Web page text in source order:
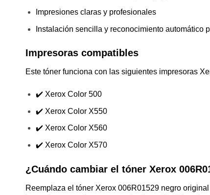
Impresiones claras y profesionales
Instalación sencilla y reconocimiento automático
Impresoras compatibles
Este tóner funciona con las siguientes impresoras
✔️ Xerox Color 500
✔️ Xerox Color X550
✔️ Xerox Color X560
✔️ Xerox Color X570
¿Cuándo cambiar el tóner Xerox
Reemplaza el tóner Xerox 006R01529 negro